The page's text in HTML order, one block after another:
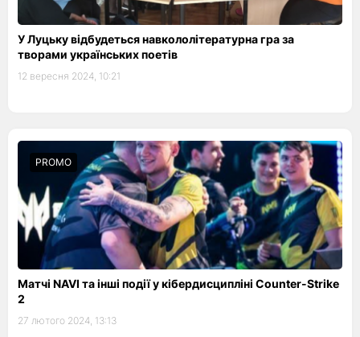
У Луцьку відбудеться навкололітературна гра за
творами українських поетів
12 вересня 2024, 10:21
PROMO
Матчі NAVI та інші події у кібердисципліні Counter-Strike
2
27 лютого 2024, 13:13